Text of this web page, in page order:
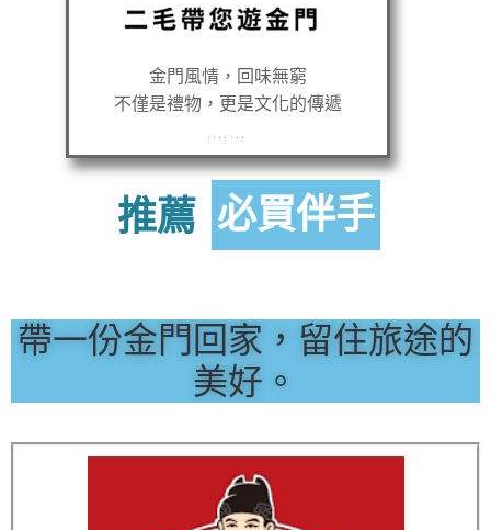
金門風情，回味無窮
不僅是禮物，更是文化的傳遞
推薦 必買伴手
帶一份金門回家，留住旅途的
美好。